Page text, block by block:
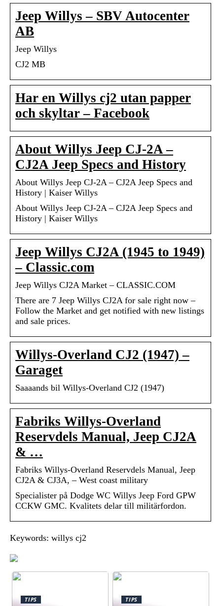
Jeep Willys – SBV Autocenter
AB
Jeep Willys
CJ2 MB
Har en Willys cj2 utan papper
och skyltar – Facebook
About Willys Jeep CJ-2A –
CJ2A Jeep Specs and History
About Willys Jeep CJ-2A – CJ2A Jeep Specs and
History | Kaiser Willys
About Willys Jeep CJ-2A – CJ2A Jeep Specs and
History | Kaiser Willys
Jeep Willys CJ2A (1945 to 1949)
– Classic.com
Jeep Willys CJ2A Market – CLASSIC.COM
There are 7 Jeep Willys CJ2A for sale right now –
Follow the Market and get notified with new listings
and sale prices.
Willys-Overland CJ2 (1947) –
Garaget
Saaaands bil Willys-Overland CJ2 (1947)
Fabriks Willys-Overland
Reservdels Manual, Jeep CJ2A
& …
Fabriks Willys-Overland Reservdels Manual, Jeep
CJ2A & CJ3A, – West coast military
Specialister på Dodge WC Willys Jeep Ford GPW
CCKW GMC. Kvalitets delar till militärfordon.
Keywords: willys cj2
TIPS TIPS